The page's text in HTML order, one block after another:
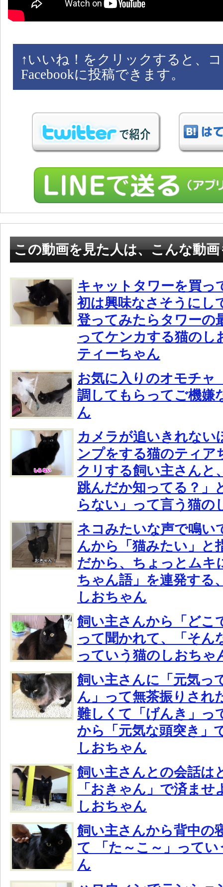
↑ いいね！をクリックすると、
Facebookに投稿できます。
この動画を見た人は、こんな動
キャットタワーを買っ
初は興味なさそうにし
登ってみたらタワーの
ってケンカする猫のし
ティーちゃん
お気に入りのオモチャ
調してもらってご機嫌
ん
カメラが追いきれない
ンプをする猫のティア
クリする飼い主さんと
跳んだか知ってる？」
らない」って言う猫の
ネコみたいな声で鳴い
んから「猫みたい」と
だから、ちょっとムキ
ちゃん語」を連発する
しおちゃん
飼い主さんから「どこ
って聞かれて、「そん
っていう猫のしおちゃ
飼い主さんに「元気っ
ん」って無茶振りされ
難しくて「げんき」っ
から「元気な頭突き」
しおちゃん
飼い主さんとの会話は
「おきゃん」で済ま
しおちゃん
飼い主さんから背中の
て 「た～こ～」って
ん